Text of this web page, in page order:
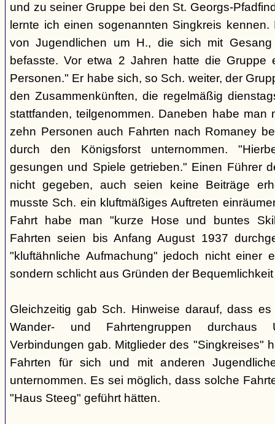
und zu seiner Gruppe bei den St. Georgs-
lernte ich einen sogenannten Singkreis
von Jugendlichen um H., die sich mit
befasste. Vor etwa 2 Jahren hatte die Gruppe
Personen." Er habe sich, so Sch. weiter, der
den Zusammenkünften, die regelmäßig
stattfanden, teilgenommen. Daneben habe man
zehn Personen auch Fahrten nach Romaney
durch den Königsforst unternommen.
gesungen und Spiele getrieben." Einen Führer
nicht gegeben, auch seien keine Beiträge
musste Sch. ein kluftmäßiges Auftreten
Fahrt habe man "kurze Hose und buntes
Fahrten seien bis Anfang August 1937
"kluftähnliche Aufmachung" jedoch nicht einer
sondern schlicht aus Gründen der
Gleichzeitig gab Sch. Hinweise darauf, dass
Wander- und Fahrtengruppen durchaus
Verbindungen gab. Mitglieder des "Singkreises"
Fahrten für sich und mit anderen
unternommen. Es sei möglich, dass solche
"Haus Steeg" geführt hätten.